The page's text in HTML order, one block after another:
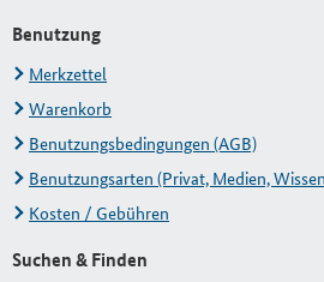
Benutzung
Merkzettel
Warenkorb
Benutzungsbedingungen (AGB)
Benutzungsarten (Privat, Medien,
Kosten / Gebühren
Suchen & Finden